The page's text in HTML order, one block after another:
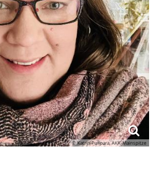
© Katrin Pulipara, AKK-Mainspitze